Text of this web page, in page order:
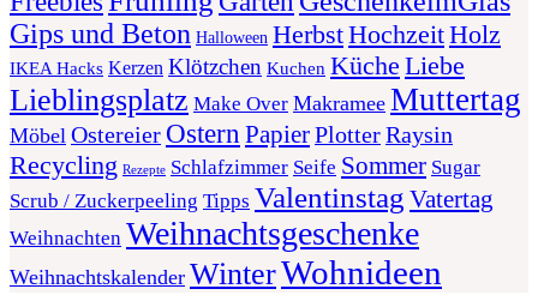
Gips und Beton Halloween HerbstHochzeitHolz
IKEA Hacks Kerzen Klötzchen Kuchen Küche Liebe
Lieblingsplatz Make Over Makramee Muttertag
Möbel Ostereier Ostern PapierPlotterRaysin
Recycling Rezepte Schlafzimmer Seife Sommer Sugar
Scrub / Zuckerpeeling Tipps Valentinstag Vatertag
Weihnachten Weihnachtsgeschenke
Weihnachtskalender WinterWohnideen